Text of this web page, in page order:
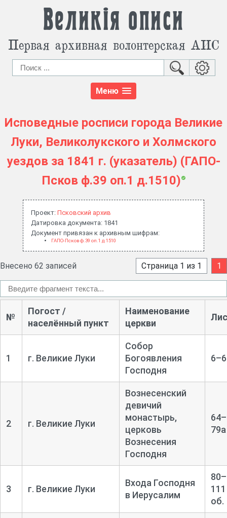
Великія описи
Первая архивная волонтерская АИС
Меню
Исповедные росписи города Великие
Луки, Великолукского и Холмского
уездов за 1841 г. (указатель) (ГАПО-
Псков ф.39 оп.1 д.1510)
Проект: Псковский архив
Датировка документа: 1841
Документ привязан к архивным шифрам:
ГАПО-Псков ф.39 оп.1 д.1510
Внесено 62 записей Страница 1 из 1 1
№
Погост /
населённый пункт
Наименование
церкви
1 г. Великие Луки
Собор
Богоявления
Господня
2 г. Великие Луки
Вознесенский
девичий
монастырь,
церковь
Вознесения
Господня
64–
79а
3 г. Великие Луки
Входа Господня
в Иерусалим
80–
111
об.